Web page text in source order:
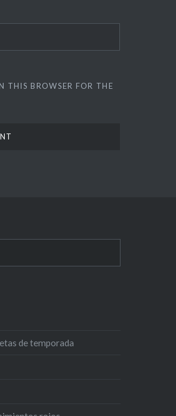
THIS BROWSER FOR THE
de temporada